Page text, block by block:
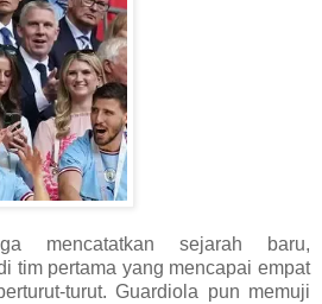
mencatatkan sejarah baru,
tim pertama yang mencapai empat
turut. Guardiola pun memuji